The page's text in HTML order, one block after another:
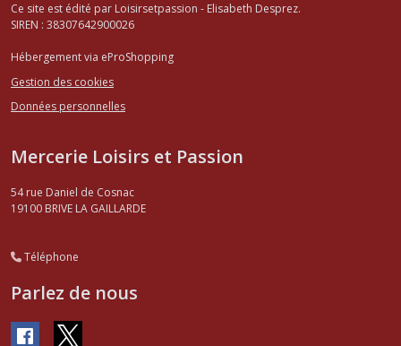
Ce site est édité par Loisirsetpassion - Elisabeth Desprez.
SIREN : 38307642900026
Hébergement via eProShopping
Gestion des cookies
Données personnelles
Mercerie Loisirs et Passion
54 rue Daniel de Cosnac
19100 BRIVE LA GAILLARDE
Téléphone
Parlez de nous